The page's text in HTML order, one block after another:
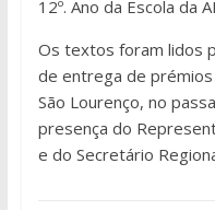
12º. Ano da Escola da
Os textos foram lidos
de entrega de
São Lourenço, no
presença do
e do Secretário